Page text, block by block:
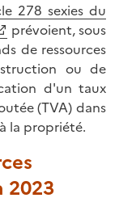
278 sexies du
prévoient, sous
de ressources
ou de
d'un taux
(TVA) dans
la propriété.
2023